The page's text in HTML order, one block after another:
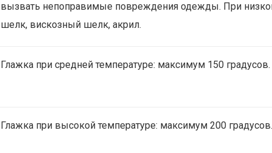
вызвать непоправимые повреждения одежды. При низкой
шелк, вискозный шелк, акрил.
Глажка при средней температуре: максимум 150
Глажка при высокой температуре: максимум 200